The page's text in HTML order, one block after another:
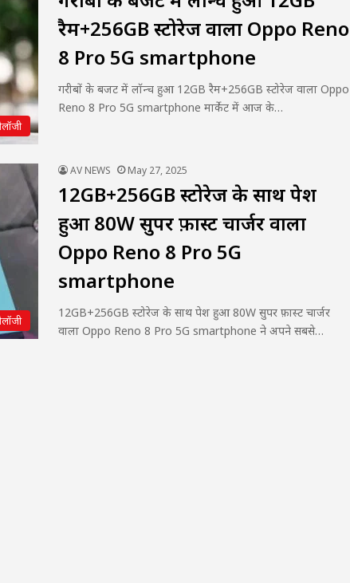
रैम+256GB स्टोरेज वाला Oppo Reno
8 Pro 5G smartphone
गरीबों के बजट में लॉन्च हुआ 12GB रैम+256GB स्टोरेज वाला Oppo
Reno 8 Pro 5G smartphone मार्केट में आज के…
AV NEWS May 27, 2025
12GB+256GB स्टोरेज के साथ पेश
हुआ 80W सुपर फ़ास्ट चार्जर वाला
Oppo Reno 8 Pro 5G
smartphone
12GB+256GB स्टोरेज के साथ पेश हुआ 80W सुपर फ़ास्ट चार्जर
वाला Oppo Reno 8 Pro 5G smartphone ने अपने सबसे…